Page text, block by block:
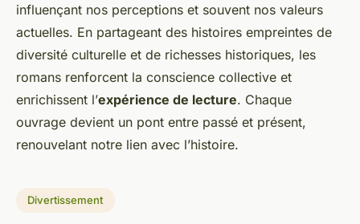
influençant nos perceptions et souvent nos valeurs
actuelles. En partageant des histoires empreintes de
diversité culturelle et de richesses historiques, les
romans renforcent la conscience collective et
enrichissent l’expérience de lecture. Chaque
ouvrage devient un pont entre passé et présent,
renouvelant notre lien avec l’histoire.
Divertissement